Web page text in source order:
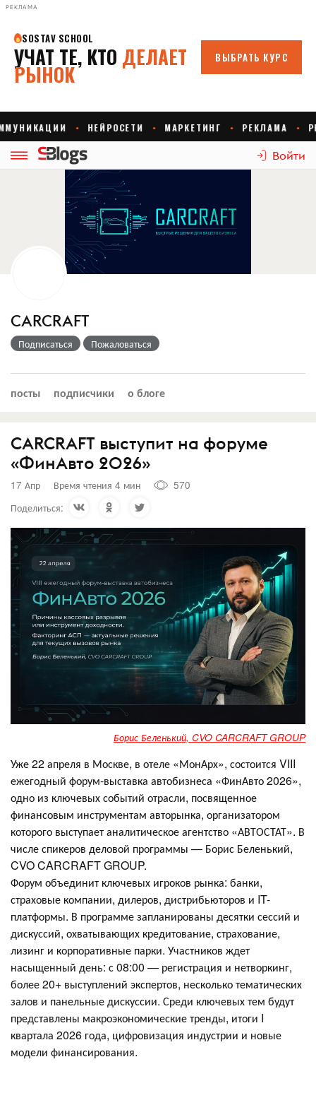
РЕКЛАМА
Войти
CARCRAFT
Подписаться Пожаловаться
посты подписчики о блоге
CARCRAFT выступит на форуме
«ФинАвто 2026»
17 Апр Время чтения 4 мин
570
Поделиться:
Борис Беленький, CVO CARCRAFT GROUP
Уже 22 апреля в Москве, в отеле «МонАрх», состоится VIII
ежегодный форум-выставка автобизнеса «ФинАвто 2026»,
одно из ключевых событий отрасли, посвященное
финансовым инструментам авторынка, организатором
которого выступает аналитическое агентство «АВТОСТАТ». В
числе спикеров деловой программы — Борис Беленький,
CVO CARCRAFT GROUP.
Форум объединит ключевых игроков рынка: банки,
страховые компании, дилеров, дистрибьюторов и IT-
платформы. В программе запланированы десятки сессий и
дискуссий, охватывающих кредитование, страхование,
лизинг и корпоративные парки. Участников ждет
насыщенный день: с 08:00 — регистрация и нетворкинг,
более 20+ выступлений экспертов, несколько тематических
залов и панельные дискуссии. Среди ключевых тем будут
представлены макроэкономические тренды, итоги I
квартала 2026 года, цифровизация индустрии и новые
модели финансирования.